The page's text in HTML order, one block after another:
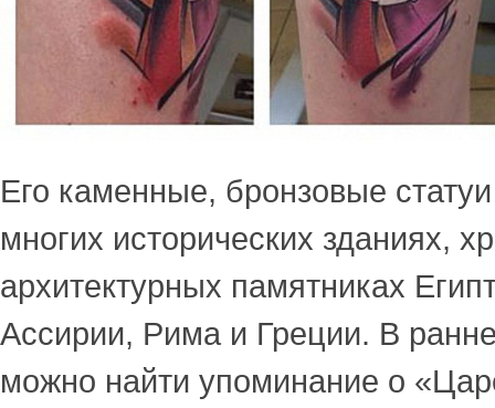
Его каменные, бронзовые
многих исторических зданиях,
архитектурных памятниках
Ассирии, Рима и Греции. В
можно найти упоминание о